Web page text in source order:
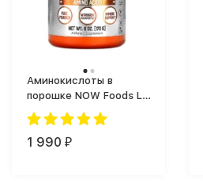
Аминокислоты в
порошке NOW Foods L-
Glutamine Powder (170
г)
1 990 ₽